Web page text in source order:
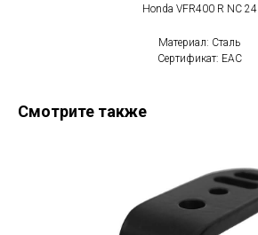
Honda VFR400 R NC 24
Материал: Сталь
Сертификат: EAC
Смотрите также